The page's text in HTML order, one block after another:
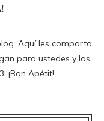
Aquí les comparto
para ustedes y las
¡Bon Apétit!